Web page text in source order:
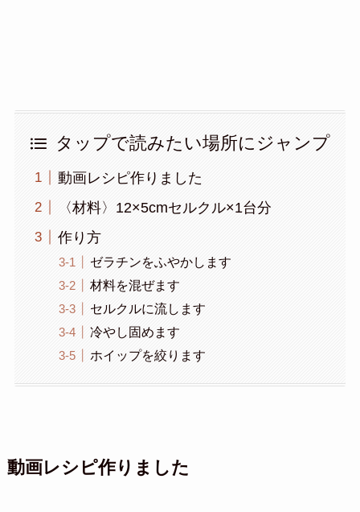
タップで読みたい場所にジャンプ
動画レシピ作りました
〈材料〉12×5cmセルクル×1台分
作り方
ゼラチンをふやかします
材料を混ぜます
セルクルに流します
冷やし固めます
ホイップを絞ります
動画レシピ作りました